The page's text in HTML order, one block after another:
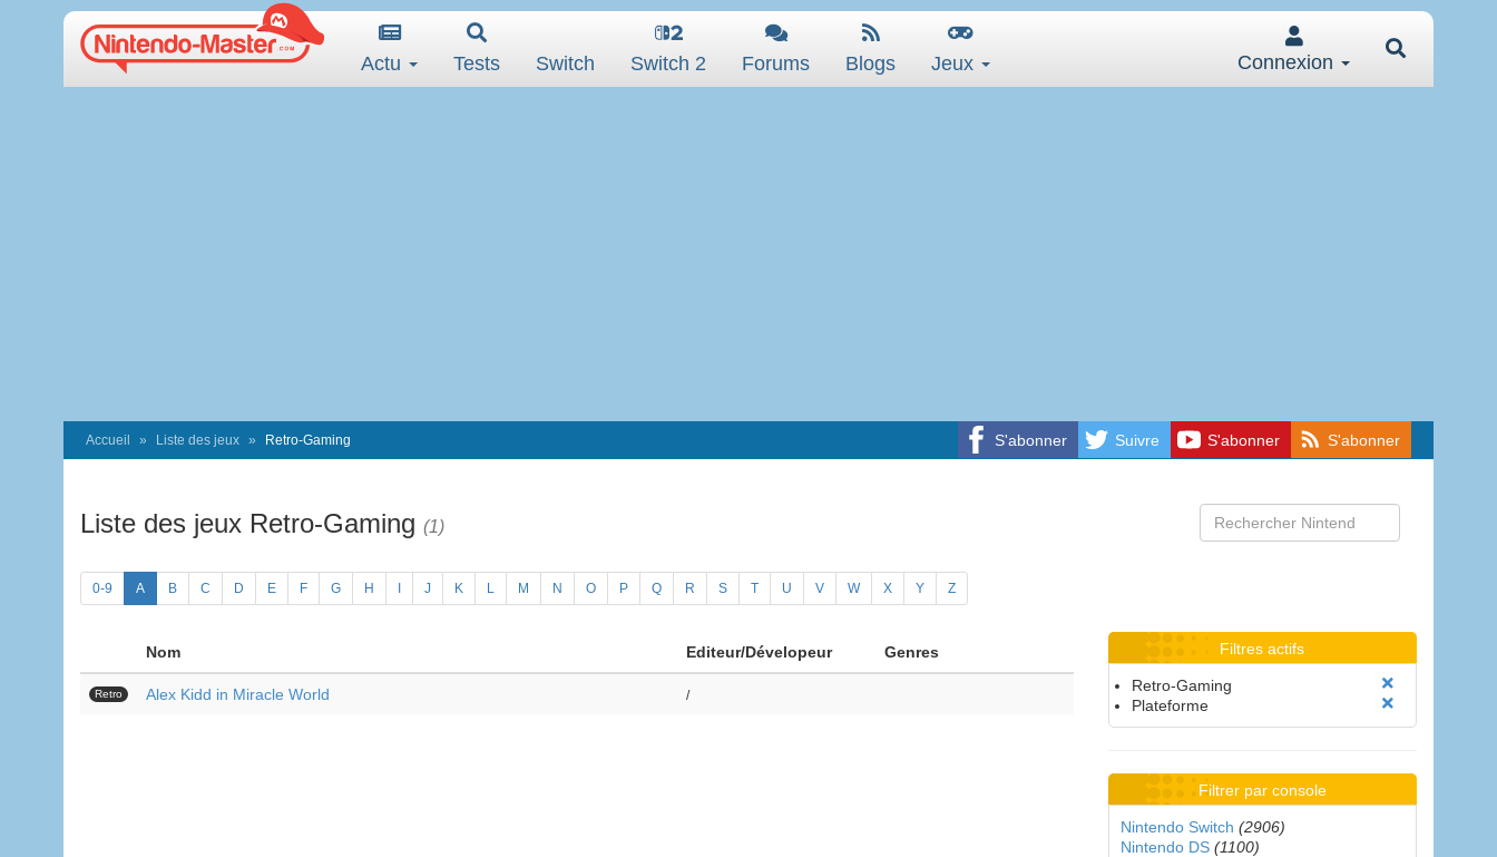
Actu Tests Switch Switch 2 Forums Blogs Jeux Connexion
S'abonner Suivre S'abonner S'abonner
Accueil Liste des jeux Retro-Gaming
Liste des jeux Retro-Gaming (1)
0-9 A B C D E F G H J K L M N O P Q R S T U V W X Y Z
Nom Editeur/Dévelopeur Genres
Retro Alex Kidd in Miracle World /
Filtres actifs
Retro-Gaming
Plateforme
Filtrer par console
Nintendo Switch (2906)
Nintendo DS (1100)